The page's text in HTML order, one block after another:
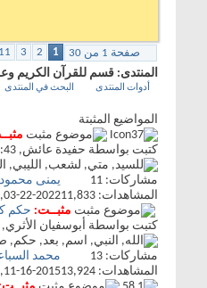
صفحة 1 من 30 1
2
3
11
المنتدى: قسم للقرآن الكريم
أدوات المنتدى البحث في المنتدى
المواضيع المثبتة
كتبت بواسطة حفيدة عائش‏, 05-24-2012 04:43 PM
مشاركات: 11
المشاهدات: 11,833
يمنى محمود
03-22-2022,
مثبــت: حكم
كتبت بواسطة أبوسفيان الأثري‏, 01-26-2011 12:14 PM
مشاركات: 13
المشاهدات: 13,924
محمد
11-16-2015,